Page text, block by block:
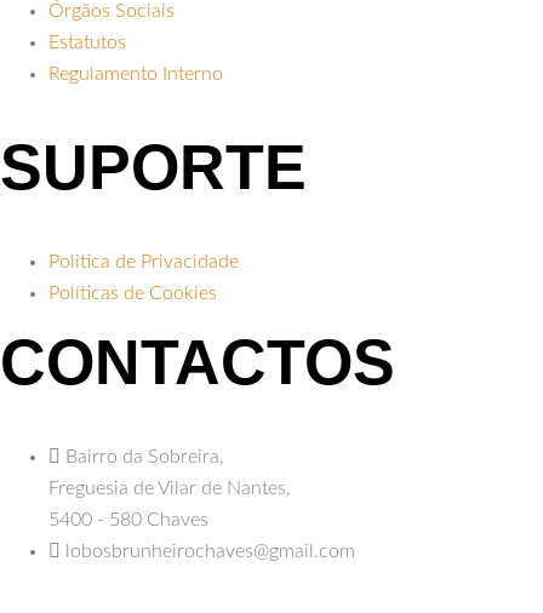
Órgãos Sociais
Estatutos
Regulamento Interno
SUPORTE
Politica de Privacidade
Políticas de Cookies
CONTACTOS
Bairro da Sobreira,
Freguesia de Vilar de Nantes,
5400 - 580 Chaves
lobosbrunheirochaves@gmail.com